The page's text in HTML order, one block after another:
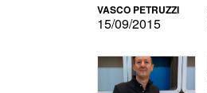
VASCO PETRUZZI
15/09/2015